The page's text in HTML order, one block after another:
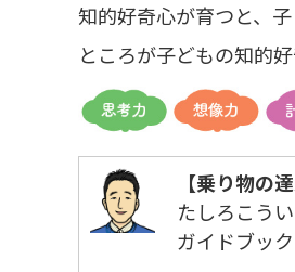
知的好奇心が育つと、
ところが子どもの知的
【乗り物の
たしろこう
ガイドブッ